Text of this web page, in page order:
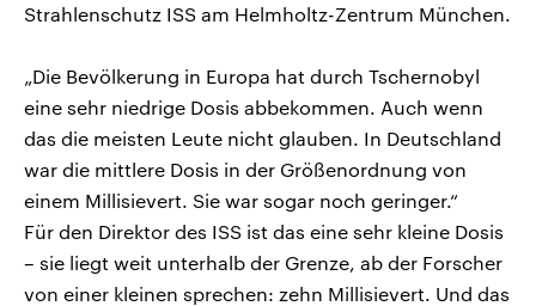
Strahlenschutz ISS am Helmholtz-Zentrum München.
„Die Bevölkerung in Europa hat durch Tschernobyl
eine sehr niedrige Dosis abbekommen. Auch wenn
das die meisten Leute nicht glauben. In Deutschland
war die mittlere Dosis in der Größenordnung von
einem Millisievert. Sie war sogar noch geringer.“
Für den Direktor des ISS ist das eine sehr kleine Dosis
– sie liegt weit unterhalb der Grenze, ab der Forscher
von einer kleinen sprechen: zehn Millisievert. Und das